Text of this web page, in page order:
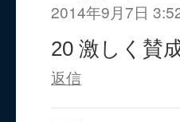
2014年9月7日
20 激しく賛
返信